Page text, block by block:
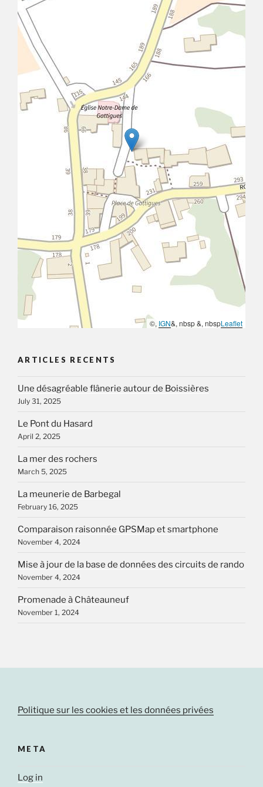
©, IGN&, nbsp &, nbspLeaflet
ARTICLES RECENTS
Une désagréable flânerie autour de Boissières
July 31, 2025
Le Pont du Hasard
April 2, 2025
La mer des rochers
March 5, 2025
La meunerie de Barbegal
February 16, 2025
Comparaison raisonnée GPSMap et smartphone
November 4, 2024
Mise à jour de la base de données des circuits de rando
November 4, 2024
Promenade à Châteauneuf
November 1, 2024
Politique sur les cookies et les données privées
META
Log in